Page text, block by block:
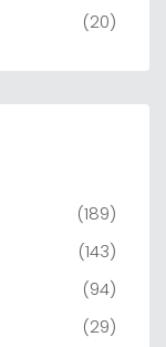
(20)
(189)
(143)
(94)
(29)